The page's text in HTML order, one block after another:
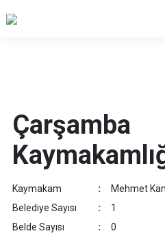
Alaçam
Asarcık
Bafra
Çarşamba
Çarşamba
Kaymakam :
Mehmet
Belediye Sayısı
:
1
Belde Sayısı
:
0